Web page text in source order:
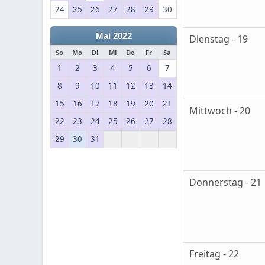
24
25 26 27 28 29 30
Mai 2022
So Mo Di Mi Do Fr Sa
1 2 3 4 5 6
7
8
9 10 11 12 13
14
15
16 17 18 19 20
21
22
23 24 25 26 27
28
29
30 31
Dienstag - 19
Mittwoch - 20
Donnerstag - 21
Freitag - 22